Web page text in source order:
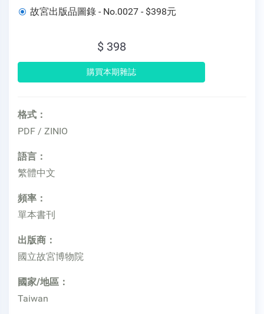
故宮出版品圖錄 - No.0027 - $398元
$ 398
格式：
PDF / ZINIO
語言：
繁體中文
頻率：
單本書刊
出版商：
國立故宮博物院
國家/地區：
Taiwan